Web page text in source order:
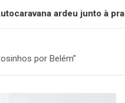
ardeu junto à praia do
por Belém”